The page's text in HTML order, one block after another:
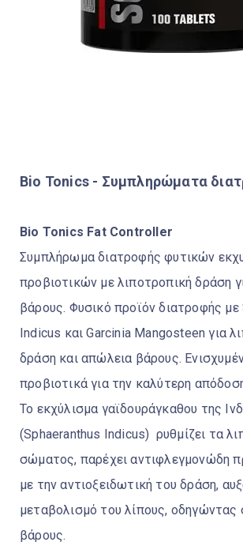
Bio Tonics - Συμπληρώματα
Bio Tonics Fat Controller
Συμπλήρωμα διατροφής φυτικών
προβιοτικών με λιποτροπική δράση
βάρους. Φυσικό προϊόν διατροφής με
Indicus και Garcinia Mangosteen για
δράση και απώλεια βάρους.
προβιοτικά για την καλύτερη
Το εκχύλισμα γαϊδουράγκαθου της
(Sphaeranthus Indicus) ρυθμίζει τα
σώματος, παρέχει αντιφλεγμονώδη
με την αντιοξειδωτική του δράση,
μεταβολισμό του λίπους, οδηγώντας
βάρους.